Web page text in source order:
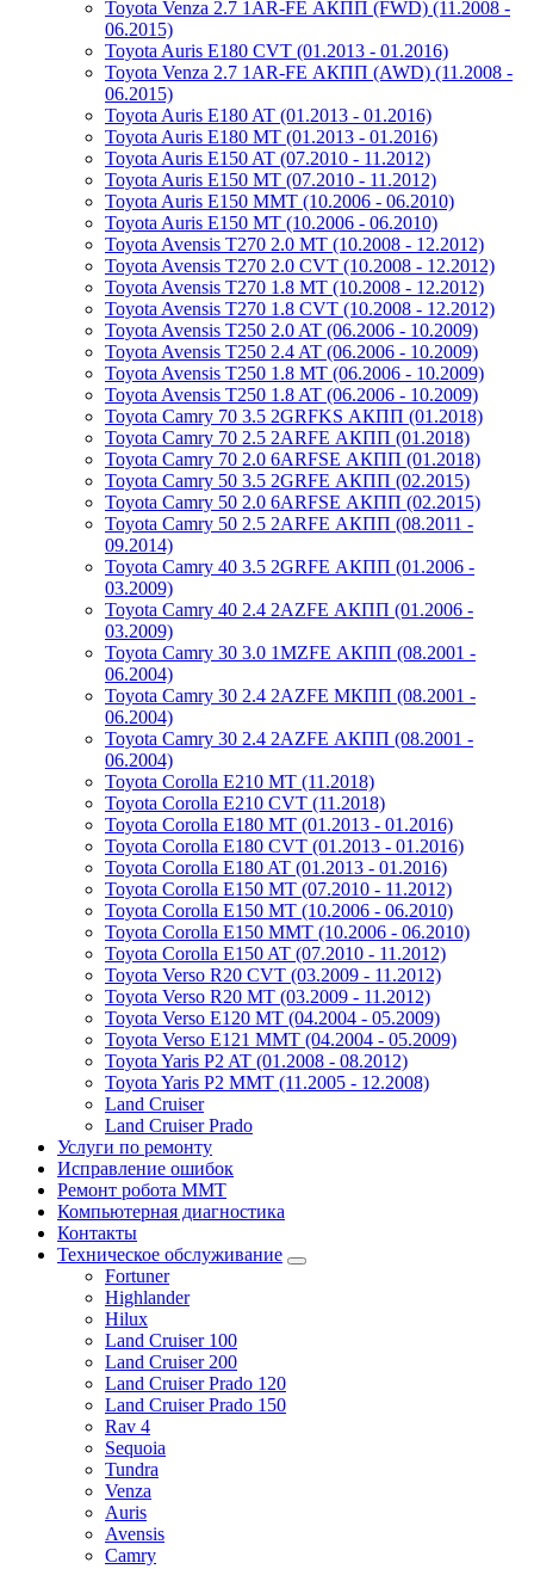
Toyota Venza 2.7 1AR-FE АКПП (FWD) (11.2008 -
06.2015)
Toyota Auris E180 CVT (01.2013 - 01.2016)
Toyota Venza 2.7 1AR-FE АКПП (AWD) (11.2008 -
06.2015)
Toyota Auris E180 AT (01.2013 - 01.2016)
Toyota Auris E180 MT (01.2013 - 01.2016)
Toyota Auris E150 AT (07.2010 - 11.2012)
Toyota Auris E150 MT (07.2010 - 11.2012)
Toyota Auris E150 MMT (10.2006 - 06.2010)
Toyota Auris E150 MT (10.2006 - 06.2010)
Toyota Avensis T270 2.0 MT (10.2008 - 12.2012)
Toyota Avensis T270 2.0 CVT (10.2008 - 12.2012)
Toyota Avensis T270 1.8 MT (10.2008 - 12.2012)
Toyota Avensis T270 1.8 CVT (10.2008 - 12.2012)
Toyota Avensis T250 2.0 AT (06.2006 - 10.2009)
Toyota Avensis T250 2.4 AT (06.2006 - 10.2009)
Toyota Avensis T250 1.8 MT (06.2006 - 10.2009)
Toyota Avensis T250 1.8 AT (06.2006 - 10.2009)
Toyota Camry 70 3.5 2GRFKS АКПП (01.2018)
Toyota Camry 70 2.5 2ARFE АКПП (01.2018)
Toyota Camry 70 2.0 6ARFSE АКПП (01.2018)
Toyota Camry 50 3.5 2GRFE АКПП (02.2015)
Toyota Camry 50 2.0 6ARFSE АКПП (02.2015)
Toyota Camry 50 2.5 2ARFE АКПП (08.2011 -
09.2014)
Toyota Camry 40 3.5 2GRFE АКПП (01.2006 -
03.2009)
Toyota Camry 40 2.4 2AZFE АКПП (01.2006 -
03.2009)
Toyota Camry 30 3.0 1MZFE АКПП (08.2001 -
06.2004)
Toyota Camry 30 2.4 2AZFE МКПП (08.2001 -
06.2004)
Toyota Camry 30 2.4 2AZFE АКПП (08.2001 -
06.2004)
Toyota Corolla E210 MT (11.2018)
Toyota Corolla E210 CVT (11.2018)
Toyota Corolla E180 MT (01.2013 - 01.2016)
Toyota Corolla E180 CVT (01.2013 - 01.2016)
Toyota Corolla E180 AT (01.2013 - 01.2016)
Toyota Corolla E150 MT (07.2010 - 11.2012)
Toyota Corolla E150 MT (10.2006 - 06.2010)
Toyota Corolla E150 MMT (10.2006 - 06.2010)
Toyota Corolla E150 AT (07.2010 - 11.2012)
Toyota Verso R20 CVT (03.2009 - 11.2012)
Toyota Verso R20 MT (03.2009 - 11.2012)
Toyota Verso E120 MT (04.2004 - 05.2009)
Toyota Verso E121 MMT (04.2004 - 05.2009)
Toyota Yaris P2 AT (01.2008 - 08.2012)
Toyota Yaris P2 MMT (11.2005 - 12.2008)
Land Cruiser
Land Cruiser Prado
Услуги по ремонту
Исправление ошибок
Ремонт робота MMT
Компьютерная диагностика
Контакты
Техническое обслуживание
Fortuner
Highlander
Hilux
Land Cruiser 100
Land Cruiser 200
Land Cruiser Prado 120
Land Cruiser Prado 150
Rav 4
Sequoia
Tundra
Venza
Auris
Avensis
Camry